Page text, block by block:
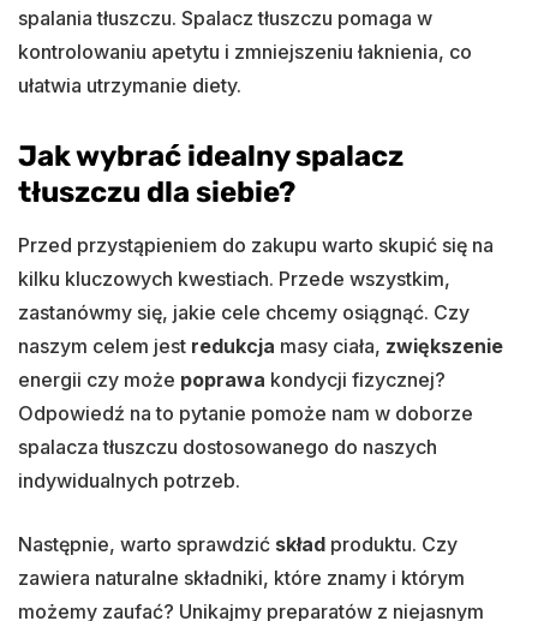
spalania tłuszczu. Spalacz tłuszczu pomaga w
kontrolowaniu apetytu i zmniejszeniu łaknienia, co
ułatwia utrzymanie diety.
Jak wybrać idealny spalacz
tłuszczu dla siebie?
Przed przystąpieniem do zakupu warto skupić się na
kilku kluczowych kwestiach. Przede wszystkim,
zastanówmy się, jakie cele chcemy osiągnąć. Czy
naszym celem jest redukcja masy ciała, zwiększenie
energii czy może poprawa kondycji fizycznej?
Odpowiedź na to pytanie pomoże nam w doborze
spalacza tłuszczu dostosowanego do naszych
indywidualnych potrzeb.
Następnie, warto sprawdzić skład produktu. Czy
zawiera naturalne składniki, które znamy i którym
możemy zaufać? Unikajmy preparatów z niejasnym